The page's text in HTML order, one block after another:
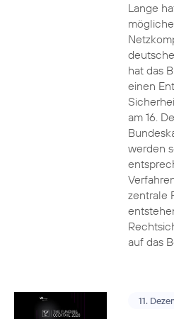
Lange
hat das
einen
am 16.
werden
zentrale
auf das
11.